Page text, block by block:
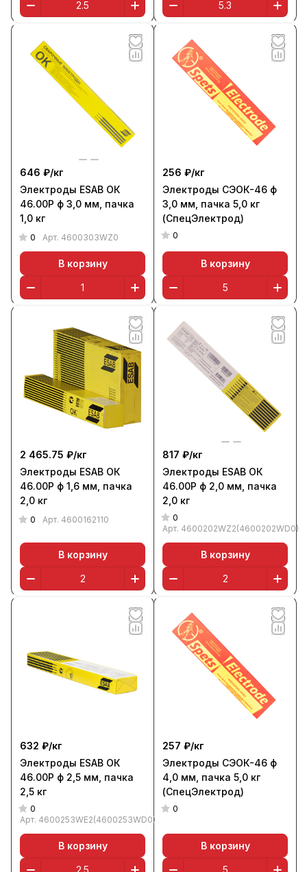
646 ₽/кг
Электроды ESAB ОК
46.00Р ф 3,0 мм, пачка
1,0 кг
0 Арт. 4600303WZ0
В корзину
256 ₽/кг
Электроды СЭОК-46 ф
3,0 мм, пачка 5,0 кг
(СпецЭлектрод)
0
В корзину
2 465.75 ₽/кг
Электроды ESAB ОК
46.00Р ф 1,6 мм, пачка
2,0 кг
0 Арт. 4600162110
В корзину
817 ₽/кг
Электроды ESAB ОК
46.00Р ф 2,0 мм, пачка
2,0 кг
0
Арт. 4600202WZ2(4600202WD0)
В корзину
632 ₽/кг
Электроды ESAB ОК
46.00Р ф 2,5 мм, пачка
2,5 кг
0
Арт. 4600253WE2(4600253WD0)
В корзину
257 ₽/кг
Электроды СЭОК-46 ф
4,0 мм, пачка 5,0 кг
(СпецЭлектрод)
0
В корзину